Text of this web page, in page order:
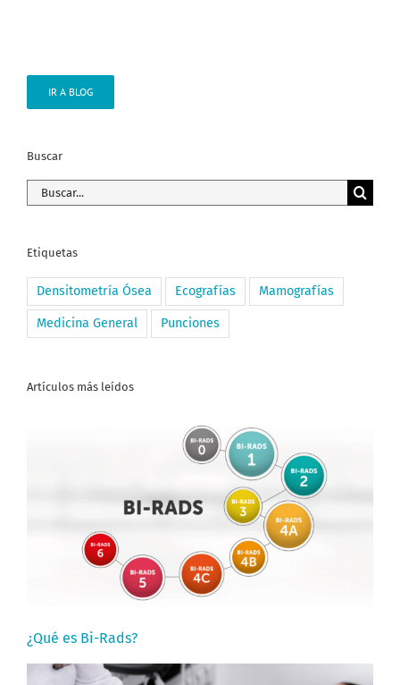
IR A BLOG
Buscar
Buscar:
Etiquetas
Densitometría Ósea Ecografías Mamografías
Medicina General Punciones
Artículos más leídos
¿Qué es Bi-Rads?